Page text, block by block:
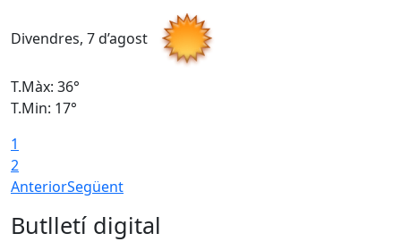
Divendres, 7 d’agost
T.Màx: 36°
T.Min: 17°
1
2
AnteriorSegüent
Butlletí digital